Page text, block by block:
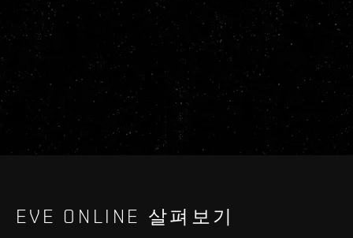
EVE ONLINE 살펴보기